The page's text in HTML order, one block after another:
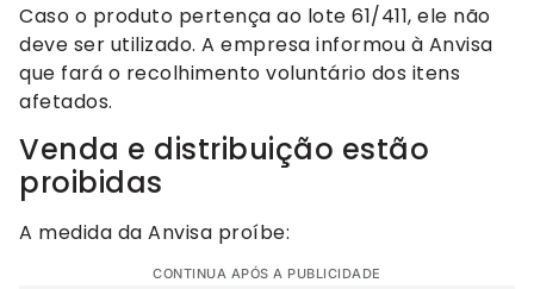
Caso o produto pertença ao lote 61/411, ele não
deve ser utilizado. A empresa informou à Anvisa
que fará o recolhimento voluntário dos itens
afetados.
Venda e distribuição estão
proibidas
A medida da Anvisa proíbe:
CONTINUA APÓS A PUBLICIDADE